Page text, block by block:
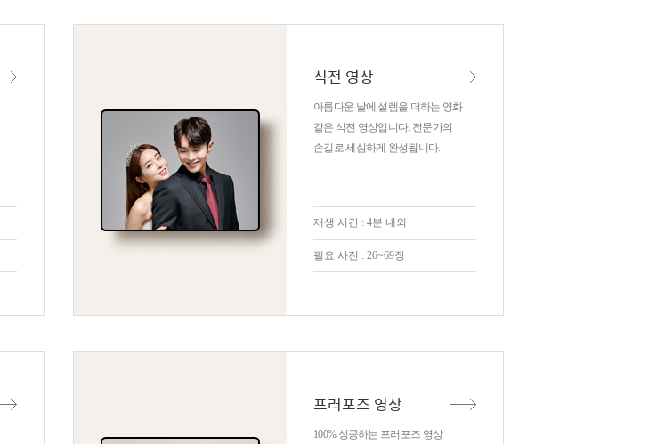
식전 영상
아름다운 날에 설렘을 더하는 영화
같은 식전 영상입니다. 전문가의
손길로 세심하게 완성됩니다.
재생 시간 : 4분 내외
필요 사진 : 26~69장
프러포즈 영상
100% 성공하는 프러포즈 영상